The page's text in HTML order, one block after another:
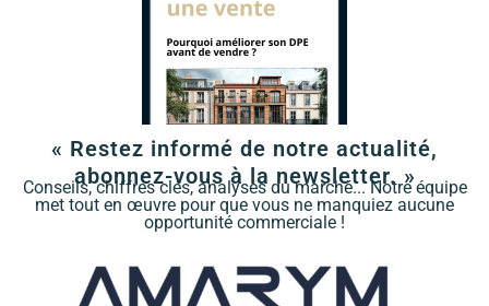
« Restez informé de notre actualité,
abonnez-vous à la newsletter. »
Conseils, chiffres clés, analyses du marché... Notre équipe
met tout en œuvre pour que vous ne manquiez aucune
opportunité commerciale !